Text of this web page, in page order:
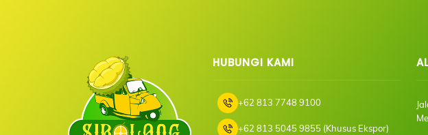
HUBUNGI KAMI
+62 813 7748 9100
+62 813 5045 9855 (Khusus Ekspor)